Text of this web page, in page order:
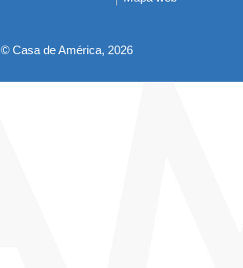
pie
© Casa de América, 2026